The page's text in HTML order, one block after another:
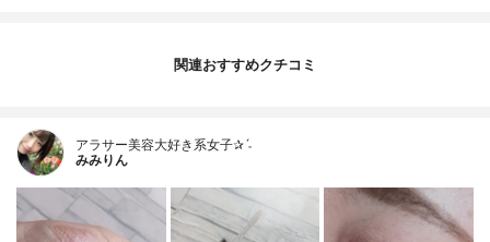
関連おすすめクチコミ
アラサー美容大好き系女子✰ˊ˗
みみりん